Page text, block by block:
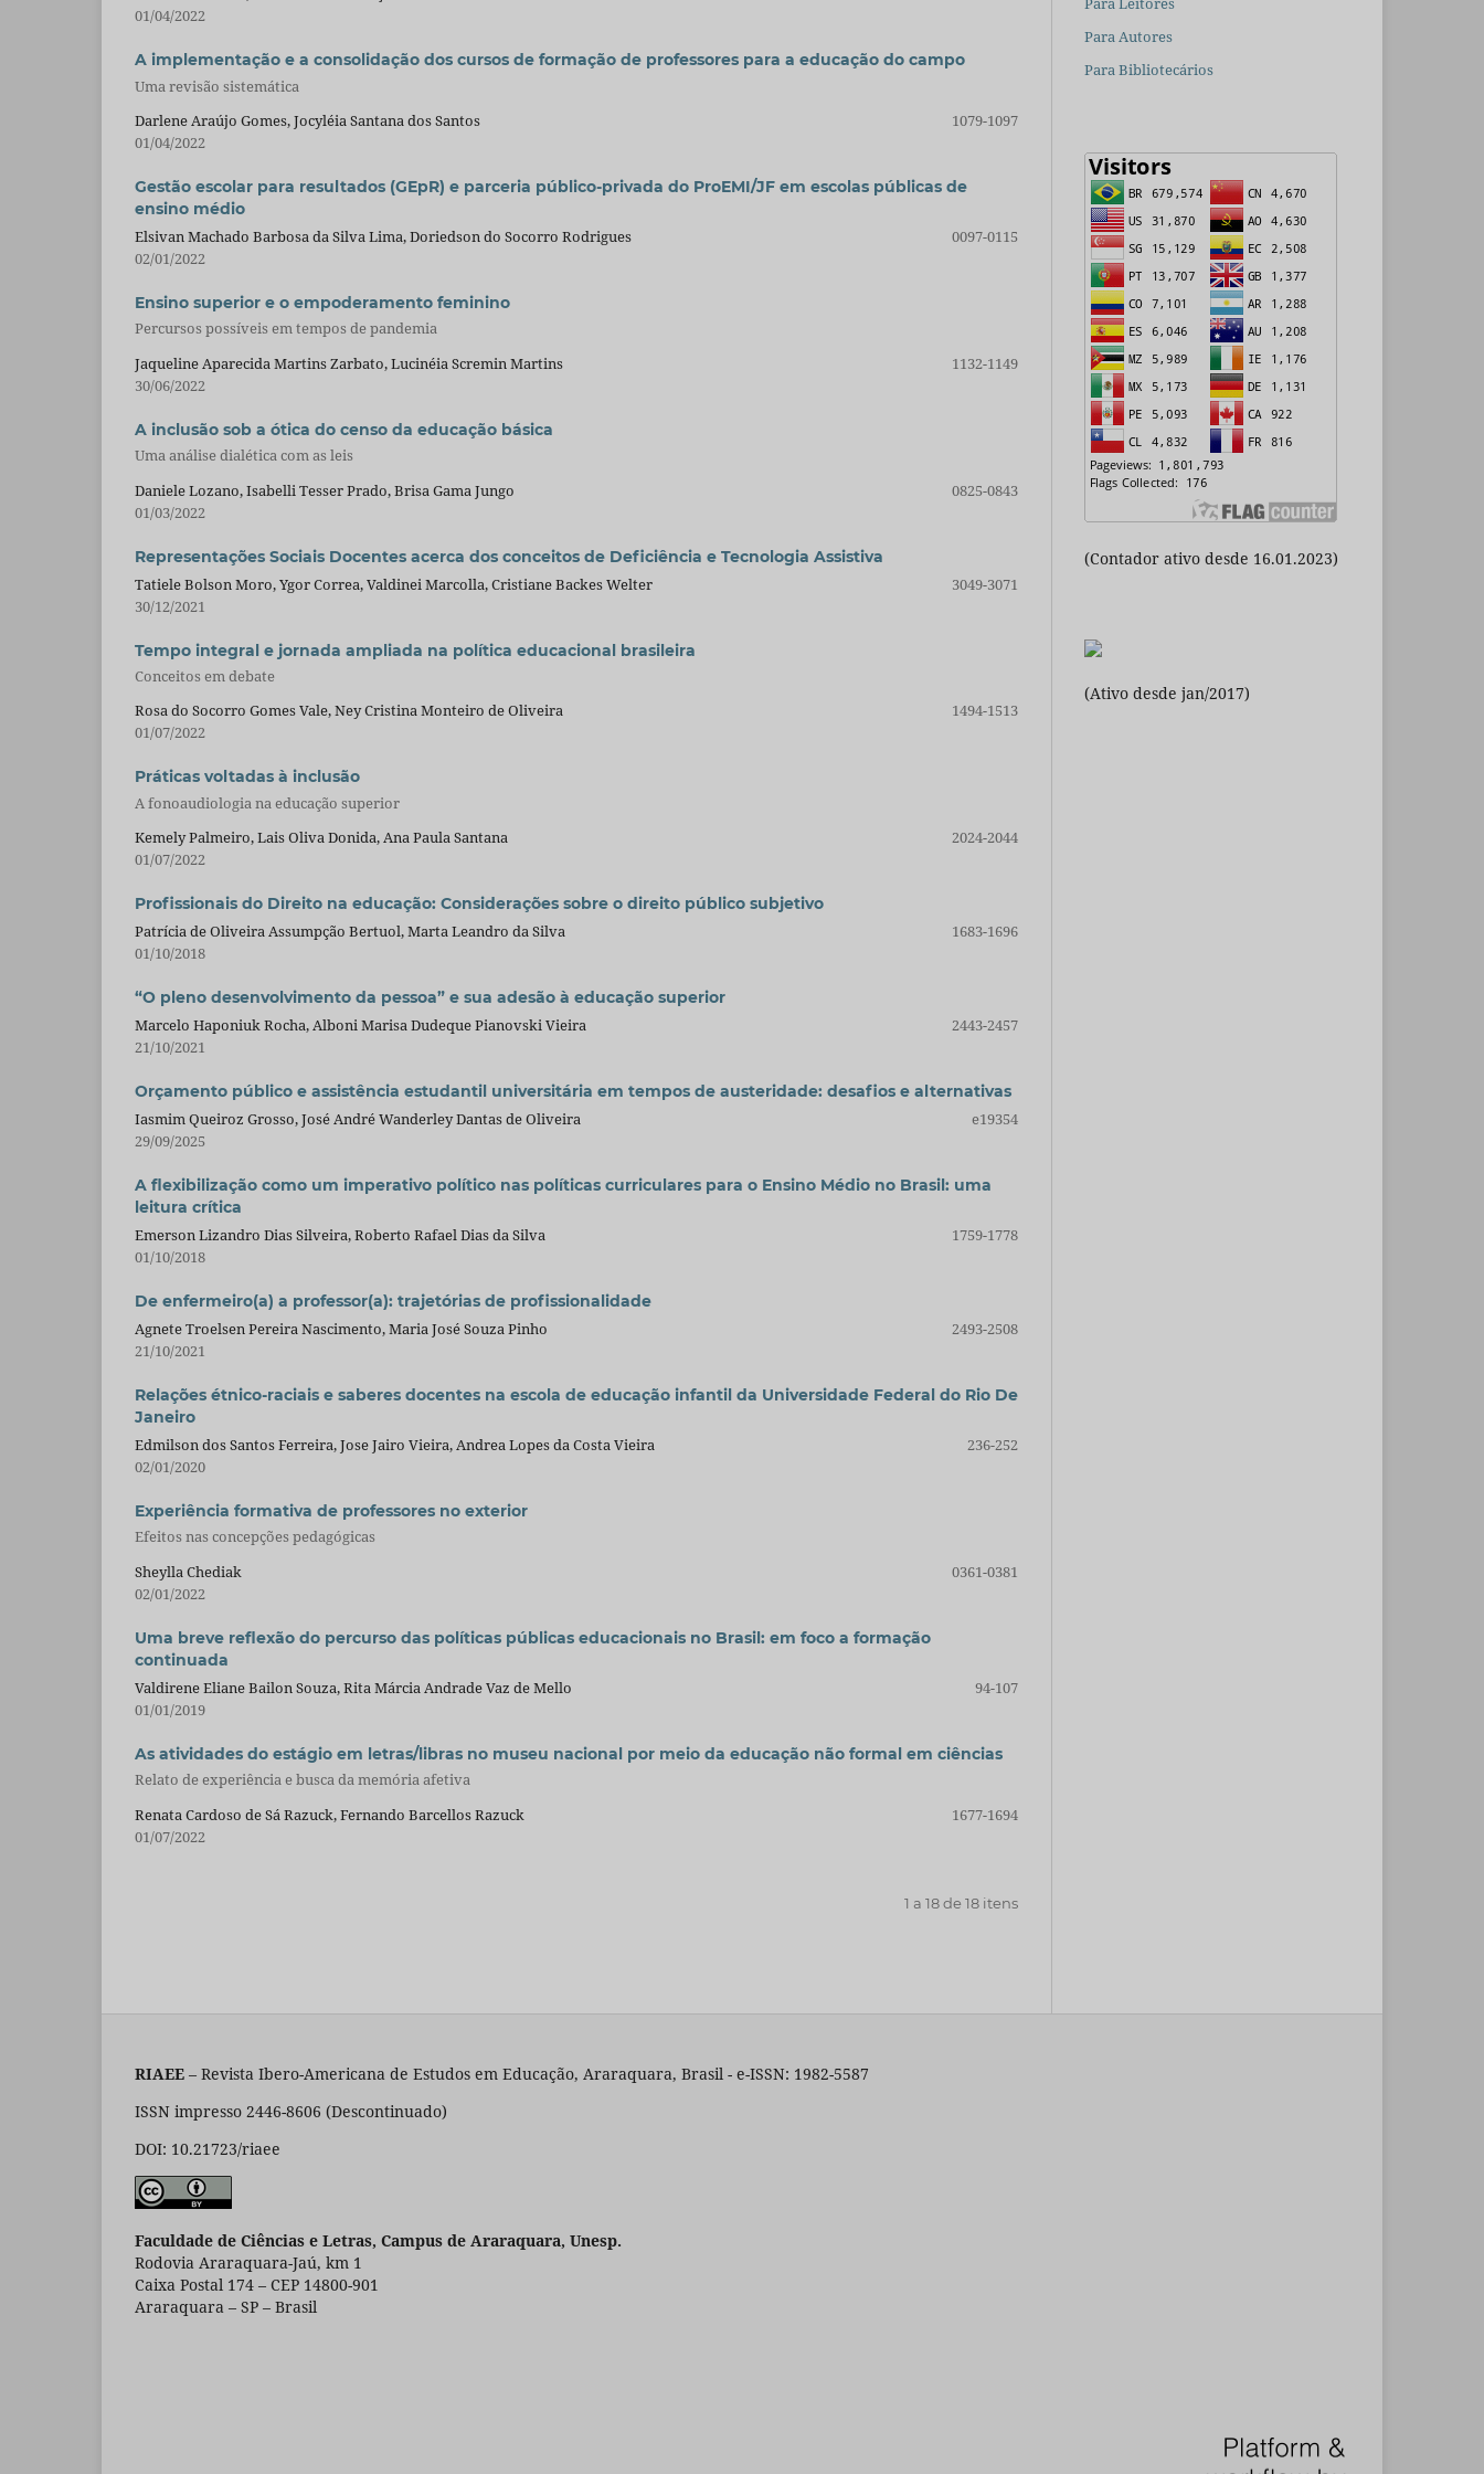
01/04/2022
A implementação e a consolidação dos cursos de formação de professores para a educação do campo
Uma revisão sistemática
Darlene Araújo Gomes, Jocyléia Santana dos Santos
1079-1097
01/04/2022
Gestão escolar para resultados (GEpR) e parceria público-privada do ProEMI/JF em escolas públicas de
ensino médio
Elsivan Machado Barbosa da Silva Lima, Doriedson do Socorro Rodrigues
0097-0115
02/01/2022
Ensino superior e o empoderamento feminino
Percursos possíveis em tempos de pandemia
Jaqueline Aparecida Martins Zarbato, Lucinéia Scremin Martins
1132-1149
30/06/2022
A inclusão sob a ótica do censo da educação básica
Uma análise dialética com as leis
Daniele Lozano, Isabelli Tesser Prado, Brisa Gama Jungo
0825-0843
01/03/2022
Representações Sociais Docentes acerca dos conceitos de Deficiência e Tecnologia Assistiva
Tatiele Bolson Moro, Ygor Correa, Valdinei Marcolla, Cristiane Backes Welter
3049-3071
30/12/2021
Tempo integral e jornada ampliada na política educacional brasileira
Conceitos em debate
Rosa do Socorro Gomes Vale, Ney Cristina Monteiro de Oliveira
1494-1513
01/07/2022
Práticas voltadas à inclusão
A fonoaudiologia na educação superior
Kemely Palmeiro, Lais Oliva Donida, Ana Paula Santana
2024-2044
01/07/2022
Profissionais do Direito na educação: Considerações sobre o direito público subjetivo
Patrícia de Oliveira Assumpção Bertuol, Marta Leandro da Silva
1683-1696
01/10/2018
“O pleno desenvolvimento da pessoa” e sua adesão à educação superior
Marcelo Haponiuk Rocha, Alboni Marisa Dudeque Pianovski Vieira
2443-2457
21/10/2021
Orçamento público e assistência estudantil universitária em tempos de austeridade: desafios e alternativas
Iasmim Queiroz Grosso, José André Wanderley Dantas de Oliveira
e19354
29/09/2025
A flexibilização como um imperativo político nas políticas curriculares para o Ensino Médio no Brasil: uma
leitura crítica
Emerson Lizandro Dias Silveira, Roberto Rafael Dias da Silva
1759-1778
01/10/2018
De enfermeiro(a) a professor(a): trajetórias de profissionalidade
Agnete Troelsen Pereira Nascimento, Maria José Souza Pinho
2493-2508
21/10/2021
Relações étnico-raciais e saberes docentes na escola de educação infantil da Universidade Federal do Rio De
Janeiro
Edmilson dos Santos Ferreira, Jose Jairo Vieira, Andrea Lopes da Costa Vieira
236-252
02/01/2020
Experiência formativa de professores no exterior
Efeitos nas concepções pedagógicas
Sheylla Chediak
0361-0381
02/01/2022
Uma breve reflexão do percurso das políticas públicas educacionais no Brasil: em foco a formação
continuada
Valdirene Eliane Bailon Souza, Rita Márcia Andrade Vaz de Mello
94-107
01/01/2019
As atividades do estágio em letras/libras no museu nacional por meio da educação não formal em ciências
Relato de experiência e busca da memória afetiva
Renata Cardoso de Sá Razuck, Fernando Barcellos Razuck
1677-1694
01/07/2022
1 a 18 de 18 itens
Para Autores
Para Bibliotecários
(Contador ativo desde 16.01.2023)
(Ativo desde jan/2017)
RIAEE – Revista Ibero-Americana de Estudos em Educação, Araraquara, Brasil - e-ISSN: 1982-5587
ISSN impresso 2446-8606 (Descontinuado)
DOI: 10.21723/riaee
Faculdade de Ciências e Letras, Campus de Araraquara, Unesp.
Rodovia Araraquara-Jaú, km 1
Caixa Postal 174 – CEP 14800-901
Araraquara – SP – Brasil